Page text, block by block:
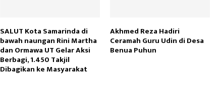
SALUT Kota Samarinda di
bawah naungan Rini Martha
dan Ormawa UT Gelar Aksi
Berbagi, 1.450 Takjil
Dibagikan ke Masyarakat
Akhmed Reza Hadiri
Ceramah Guru Udin di Desa
Benua Puhun